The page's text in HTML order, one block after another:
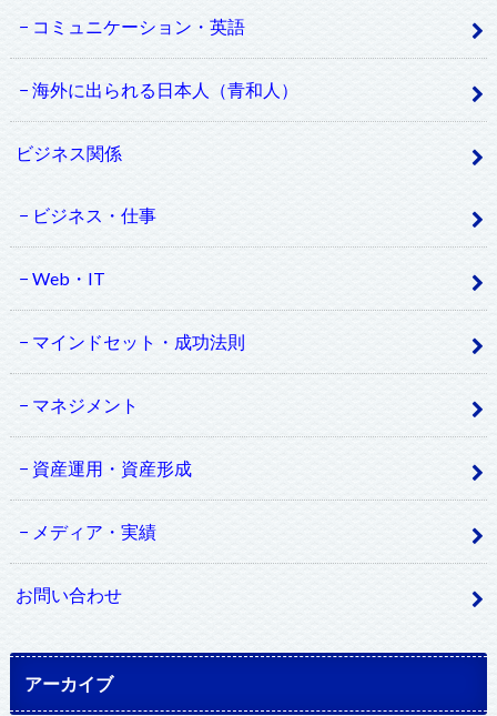
コミュニケーション・英語
海外に出られる日本人（青和人）
ビジネス関係
ビジネス・仕事
Web・IT
マインドセット・成功法則
マネジメント
資産運用・資産形成
メディア・実績
お問い合わせ
アーカイブ